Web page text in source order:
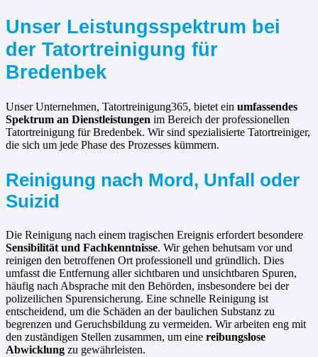
Unser Leistungsspektrum bei
der Tatortreinigung für
Bredenbek
Unser Unternehmen, Tatortreinigung365, bietet ein umfassendes
Spektrum an Dienstleistungen im Bereich der professionellen
Tatortreinigung für Bredenbek. Wir sind spezialisierte Tatortreiniger,
die sich um jede Phase des Prozesses kümmern.
Reinigung nach Mord, Unfall oder
Suizid
Die Reinigung nach einem tragischen Ereignis erfordert besondere
Sensibilität und Fachkenntnisse. Wir gehen behutsam vor und
reinigen den betroffenen Ort professionell und gründlich. Dies
umfasst die Entfernung aller sichtbaren und unsichtbaren Spuren,
häufig nach Absprache mit den Behörden, insbesondere bei der
polizeilichen Spurensicherung. Eine schnelle Reinigung ist
entscheidend, um die Schäden an der baulichen Substanz zu
begrenzen und Geruchsbildung zu vermeiden. Wir arbeiten eng mit
den zuständigen Stellen zusammen, um eine reibungslose
Abwicklung zu gewährleisten.